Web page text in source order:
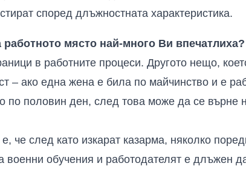
според длъжностната характеристика.
работното място най-много Ви впечатлиха?
в работните процеси. Другото нещо,
– ако една жена е била по майчинство и е
по половин ден, след това може да се върне
че след като изкарат казарма, няколко
военни обучения и работодателят е длъжен